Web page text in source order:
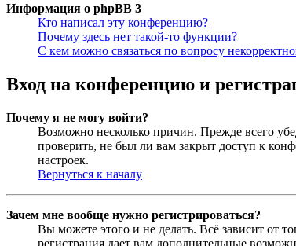
Информация о phpBB 3
Кто написал эту конференцию?
Почему здесь нет такой-то функции?
С кем можно связаться по вопросу
Вход на конференцию и
Почему я не могу войти?
Возможно несколько причин. Прежде всего
проверить, не был ли вам закрыт доступ к
настроек.
Вернуться к началу
Зачем мне вообще нужно регистрироваться?
Вы можете этого и не делать. Всё зависит от
регистрация дает вам дополнительные